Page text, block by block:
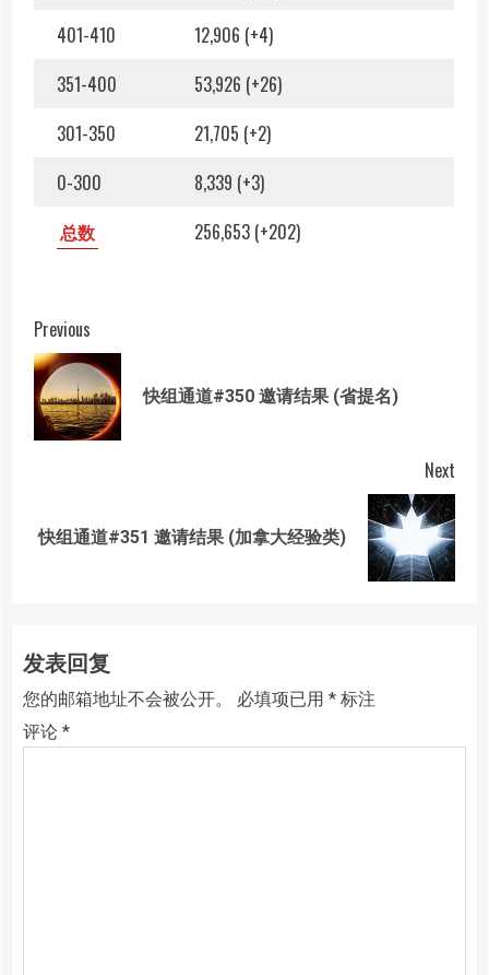
401-410
12,906 (+4)
351-400
53,926 (+26)
301-350
21,705 (+2)
0-300
8,339 (+3)
总数
256,653 (+202)
Post
navigation
Previous
快组通道#350 邀请结果 (省提名)
Next
Next
快组通道#351 邀请结果 (加拿大经验类)
发表回复
您的邮箱地址不会被公开。 必填项已用 * 标注
评论 *